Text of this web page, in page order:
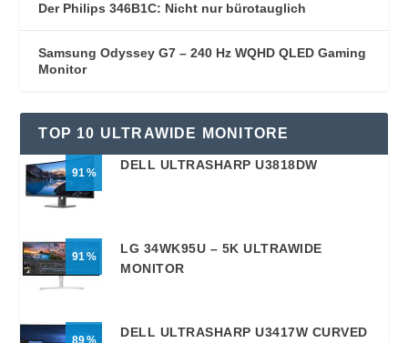
Der Philips 346B1C: Nicht nur bürotauglich
Samsung Odyssey G7 – 240 Hz WQHD QLED Gaming
Monitor
TOP 10 ULTRAWIDE MONITORE
91
DELL ULTRASHARP U3818DW
91
LG 34WK95U – 5K ULTRAWIDE
MONITOR
89
DELL ULTRASHARP U3417W CURVED